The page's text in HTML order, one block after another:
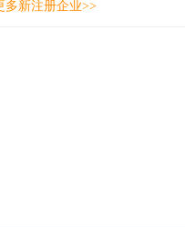
多新注册企业>>